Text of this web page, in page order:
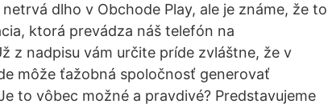
dlho v Obchode Play, ale je známe, že to
ktorá prevádza náš telefón na
z nadpisu vám určite príde zvláštne, že v
môže ťažobná spoločnosť generovať
to vôbec možné a pravdivé? Predstavujeme